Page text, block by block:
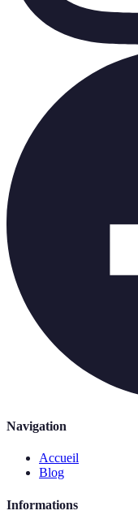
Navigation
Accueil
Blog
Informations